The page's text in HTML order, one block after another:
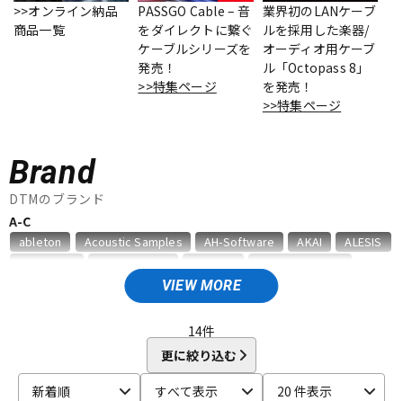
パーカッション
電子ピアノ
管楽器
アンプ エフェクター
DTM
DTM オンライン納品
>>オンライン納品
商品一覧
PASSGO Cable – 音
をダイレクトに繋ぐ
ケーブルシリーズを
発売！
>>特集ページ
業界初のLANケーブ
ルを採用した楽器/
オーディオ用ケーブ
ル「Octopass 8」
を発売！
>>特集ページ
Brand
DTMのブランド
VIEW MORE
A-C
ableton Acoustic Samples AH-Software AKAI
ALESIS
Artiphon ARTRIG Arturia
audio-technica AVID BestService
celemony
CME PRO
CRIMSON TECHNOLOGY
CRYPTON
14件
更に絞り込む
新着順
すべて表示 20 件表示